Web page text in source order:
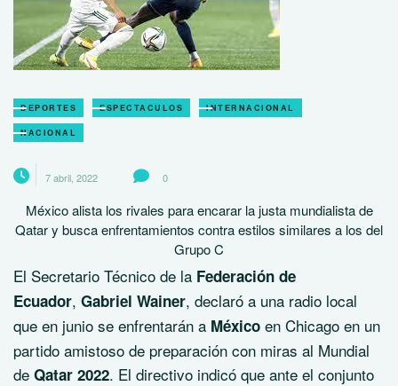
DEPORTES ESPECTACULOS INTERNACIONAL
NACIONAL
7 abril, 2022 0
México alista los rivales para encarar la justa mundialista de
Qatar y busca enfrentamientos contra estilos similares a los del
Grupo C
El Secretario Técnico de la Federación de
Ecuador, Gabriel Wainer, declaró a una radio local
que en junio se enfrentarán a México en Chicago en un
partido amistoso de preparación con miras al Mundial
de Qatar 2022. El directivo indicó que ante el conjunto